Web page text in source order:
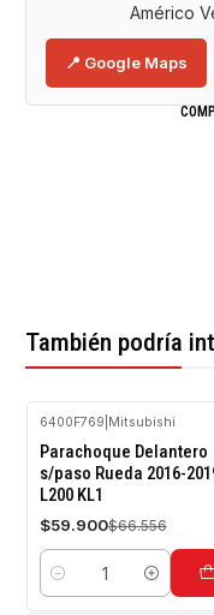
Américo
📍 Google Maps
También podría
-10%
OFF
6400F769 Mitsubishi
Parachoque Delantero
s/paso Rueda 2016-
L200 KL1
$59.900$66.556
Cantidad